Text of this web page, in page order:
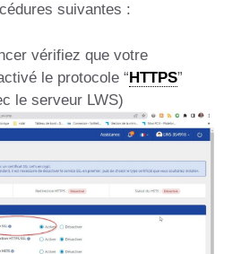
suivantes :
vérifiez que votre
le protocole “HTTPS”
le serveur LWS)